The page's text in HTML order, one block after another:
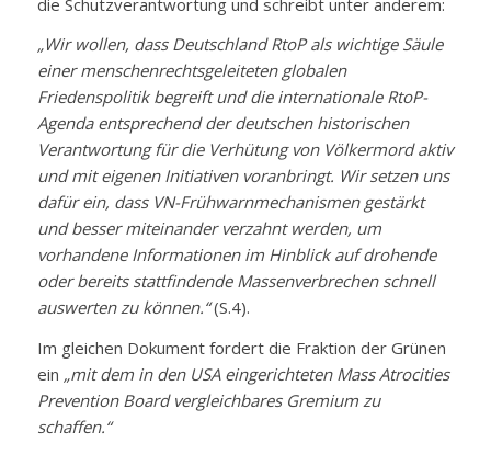
„Wir wollen, dass Deutschland RtoP als wichtige Säule
einer menschenrechtsgeleiteten globalen
Friedenspolitik begreift und die internationale RtoP-
Agenda entsprechend der deutschen historischen
Verantwortung für die Verhütung von Völkermord aktiv
und mit eigenen Initiativen voranbringt. Wir setzen uns
dafür ein, dass VN-Frühwarnmechanismen gestärkt
und besser miteinander verzahnt werden, um
vorhandene Informationen im Hinblick auf drohende
oder bereits stattfindende Massenverbrechen schnell
auswerten zu können.“(S.4).
Im gleichen Dokument fordert die Fraktion der Grünen
ein „mit dem in den USA eingerichteten Mass Atrocities
Prevention Board vergleichbares Gremium zu
schaffen.“